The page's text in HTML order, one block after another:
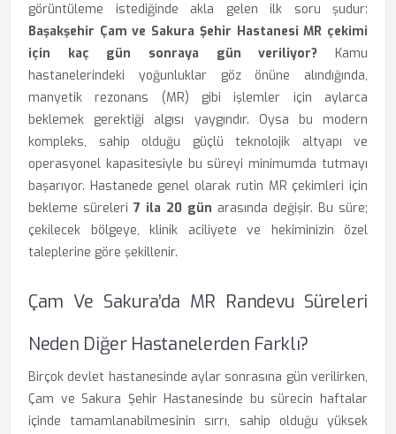
görüntüleme istediğinde akla gelen ilk soru şudur:
Başakşehir Çam ve Sakura Şehir Hastanesi MR çekimi
için kaç gün sonraya gün veriliyor? Kamu
hastanelerindeki yoğunluklar göz önüne alındığında,
manyetik rezonans (MR) gibi işlemler için aylarca
beklemek gerektiği algısı yaygındır. Oysa bu modern
kompleks, sahip olduğu güçlü teknolojik altyapı ve
operasyonel kapasitesiyle bu süreyi minimumda tutmayı
başarıyor. Hastanede genel olarak rutin MR çekimleri için
bekleme süreleri 7 ila 20 gün arasında değişir. Bu süre;
çekilecek bölgeye, klinik aciliyete ve hekiminizin özel
taleplerine göre şekillenir.
Çam Ve Sakura’da MR Randevu Süreleri
Neden Diğer Hastanelerden Farklı?
Birçok devlet hastanesinde aylar sonrasına gün verilirken,
Çam ve Sakura Şehir Hastanesinde bu sürecin haftalar
içinde tamamlanabilmesinin sırrı, sahip olduğu yüksek